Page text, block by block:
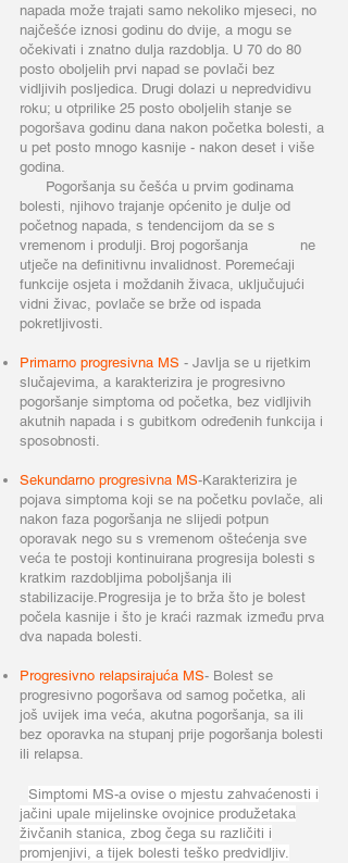
napada može trajati samo nekoliko mjeseci, no
najčešće iznosi godinu do dvije, a mogu se
očekivati i znatno dulja razdoblja. U 70 do 80
posto oboljelih prvi napad se povlači bez
vidljivih posljedica. Drugi dolazi u nepredvidivu
roku; u otprilike 25 posto oboljelih stanje se
pogoršava godinu dana nakon početka bolesti, a
u pet posto mnogo kasnije - nakon deset i više
godina.
Pogoršanja su češća u prvim godinama
bolesti, njihovo trajanje općenito je dulje od
početnog napada, s tendencijom da se s
vremenom i produlji. Broj pogoršanja ne
utječe na definitivnu invalidnost. Poremećaji
funkcije osjeta i moždanih živaca, uključujući
vidni živac, povlače se brže od ispada
pokretljivosti.
Primarno progresivna MS - Javlja se u rijetkim
slučajevima, a karakterizira je progresivno
pogoršanje simptoma od početka, bez vidljivih
akutnih napada i s gubitkom određenih funkcija i
sposobnosti.
Sekundarno progresivna MS-Karakterizira je
pojava simptoma koji se na početku povlače, ali
nakon faza pogoršanja ne slijedi potpun
oporavak nego su s vremenom oštećenja sve
veća te postoji kontinuirana progresija bolesti s
kratkim razdobljima poboljšanja ili
stabilizacije.Progresija je to brža što je bolest
počela kasnije i što je kraći razmak između prva
dva napada bolesti.
Progresivno relapsirajuća MS- Bolest se
progresivno pogoršava od samog početka, ali
još uvijek ima veća, akutna pogoršanja, sa ili
bez oporavka na stupanj prije pogoršanja bolesti
ili relapsa.
Simptomi MS-a ovise o mjestu zahvaćenosti i
jačini upale mijelinske ovojnice produžetaka
živčanih stanica, zbog čega su različiti i
promjenjivi, a tijek bolesti teško predvidljiv.